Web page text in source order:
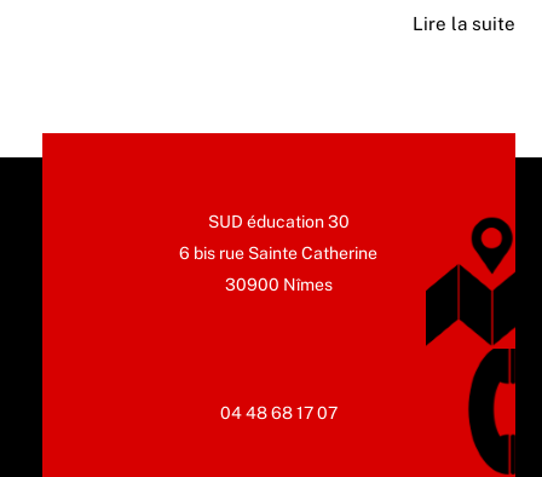
Lire la suite
SUD éducation 30
6 bis rue Sainte Catherine
30900 Nîmes
04 48 68 17 07